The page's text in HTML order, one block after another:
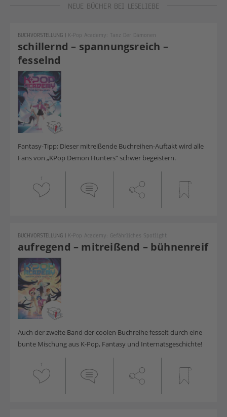
NEUE BÜCHER BEI LESELIEBE
schillernd – spannungsreich –
fesselnd
BUCHVORSTELLUNG | K-Pop Academy: Tanz Der Dämonen
Fantasy-Tipp: Dieser mitreißende Buchreihen-Auftakt wird alle
Fans von „KPop Demon Hunters“ schwer begeistern.
1
aufregend – mitreißend – bühnenreif
BUCHVORSTELLUNG | K-Pop Academy: Gefährliches Spotlight
Auch der zweite Band der coolen Buchreihe fesselt durch eine
bunte Mischung aus K-Pop, Fantasy und Internatsgeschichte!
1